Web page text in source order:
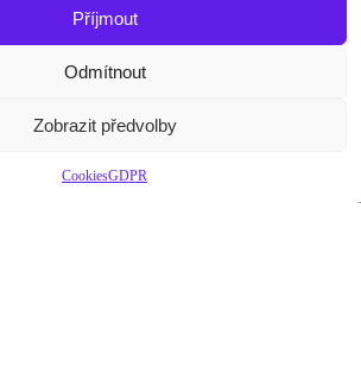
Příjmout
Odmítnout
Zobrazit předvolby
CookiesGDPR
Potřebujete poradit?